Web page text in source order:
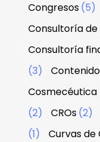
Congresos(5)
Consultoría
Consultoría
(3)
Cosmecéutica
(2)
CROs(2)
(1)
Curvas